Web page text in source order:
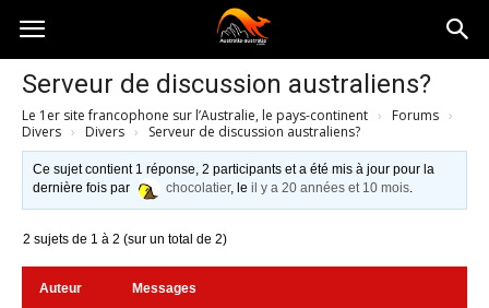
Australia-
australie.com
Serveur de discussion australiens?
Le 1er site francophone sur l’Australie, le pays-continent › Forums ›
Divers › Divers › Serveur de discussion australiens?
Ce sujet contient 1 réponse, 2 participants et a été mis à jour pour la
dernière fois par
chocolatier, leil y a 20 années et 10 mois.
2 sujets de 1 à 2 (sur un total de 2)
Auteur Messages